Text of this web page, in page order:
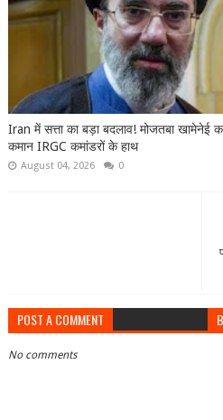
Iran में सत्ता का बड़ा बदलाव! मोजतबा खामेनेई
कमान IRGC कमांडरों के हाथ
August 04, 2026 0
POST A COMMENT
No comments